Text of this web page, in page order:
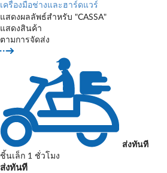
เครื่องมือช่างและฮาร์ดแวร์
แสดงผลลัพธ์สำหรับ "CASSA"
แสดงสินค้า
ตามการจัดส่ง
ส่งทันที
ชิ้นเล็ก 1 ชั่วโมง
ส่งทันที